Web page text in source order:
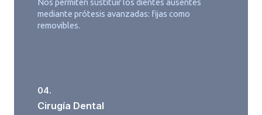
mediante prótesis avanzadas: fijas como
removibles.
04.
Cirugía Dental